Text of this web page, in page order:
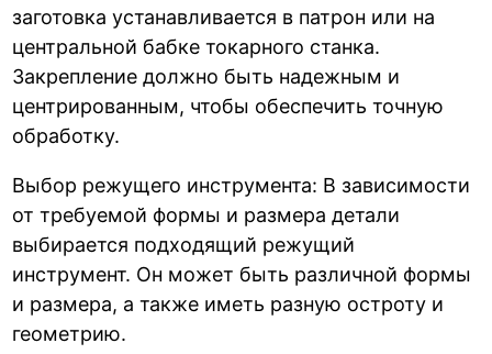
заготовка устанавливается в патрон или на
центральной бабке токарного станка.
Закрепление должно быть надежным и
центрированным, чтобы обеспечить точную
обработку.
Выбор режущего инструмента: В зависимости
от требуемой формы и размера детали
выбирается подходящий режущий
инструмент. Он может быть различной формы
и размера, а также иметь разную остроту и
геометрию.